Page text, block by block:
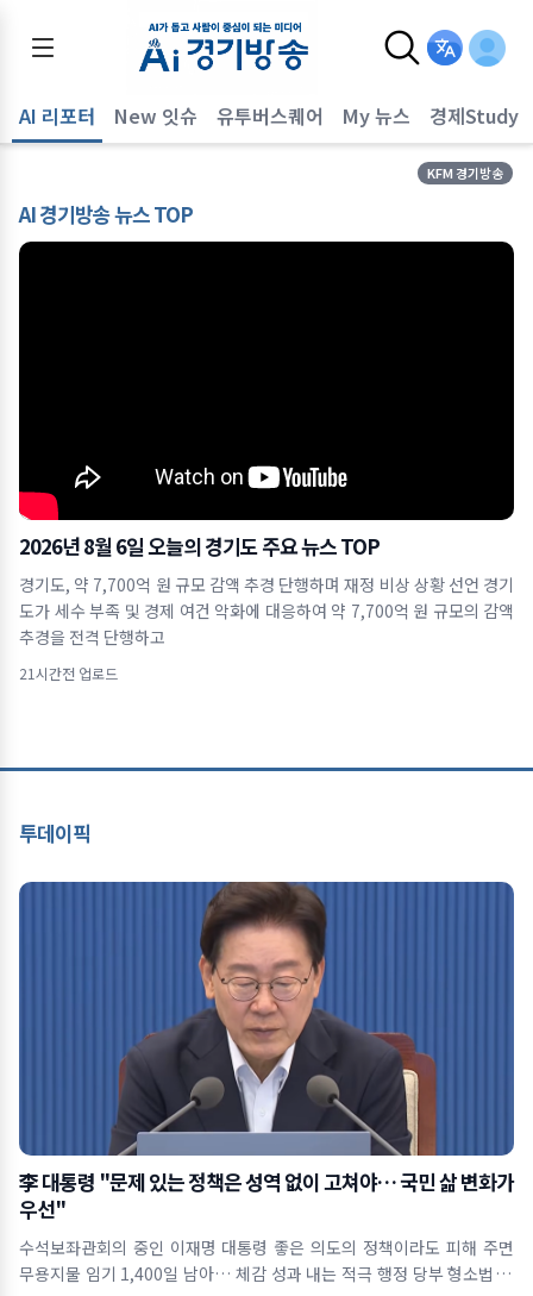
AI 리포터 New 잇슈 유투버스퀘어 My 뉴스 경제Study
KFM 경기방송
AI 경기방송 뉴스 TOP
2026년 8월 6일 오늘의 경기도 주요 뉴스 TOP
경기도, 약 7,700억 원 규모 감액 추경 단행하며 재정 비상 상황 선언 경기
도가 세수 부족 및 경제 여건 악화에 대응하여 약 7,700억 원 규모의 감액
추경을 전격 단행하고
21시간전 업로드
투데이픽
李 대통령 "문제 있는 정책은 성역 없이 고쳐야… 국민 삶 변화가
우선"
수석보좌관회의 중인 이재명 대통령 좋은 의도의 정책이라도 피해 주면
무용지물 임기 1,400일 남아… 체감 성과 내는 적극 행정 당부 형소법 개